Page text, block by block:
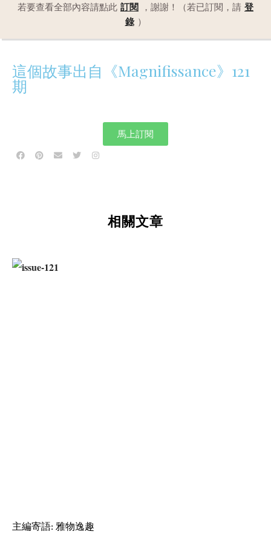
若要查看全部內容請點此 訂閱 ，謝謝！（若已訂閱，請 登
錄 ）
這個故事出自《Magnifissance》121
期
馬上訂閱
相關文章
主編寄語: 雅物逸趣